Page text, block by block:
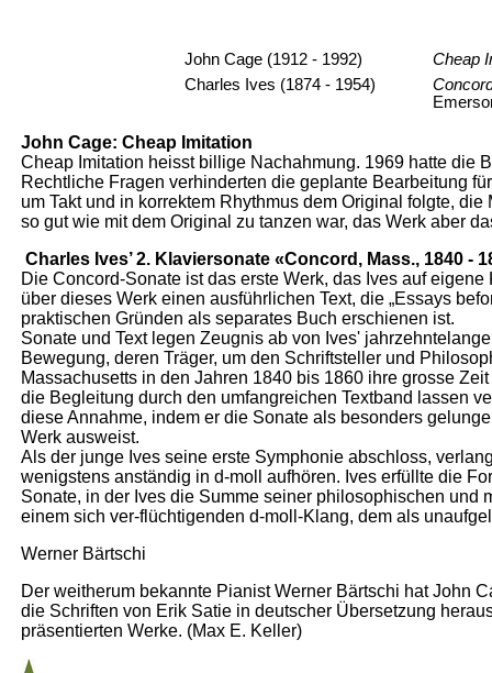
John Cage (1912 - 1992)
Cheap
Charles Ives (1874 - 1954)
John Cage: Cheap Imitation
Cheap Imitation heisst billige Nachahmung. 1969 hatte die
Rechtliche Fragen verhinderten die geplante Bearbeitung
um Takt und in korrektem Rhythmus dem Original folgte,
so gut wie mit dem Original zu tanzen war, das Werk aber
Charles Ives’ 2. Klaviersonate «Concord, Mass., 1840 -
Die Concord-Sonate ist das erste Werk, das Ives auf
über dieses Werk einen ausführlichen Text, die „Essays
praktischen Gründen als separates Buch erschienen ist.
Sonate und Text legen Zeugnis ab von Ives'
Bewegung, deren Träger, um den Schriftsteller und
Massachusetts in den Jahren 1840 bis 1860 ihre grosse
die Begleitung durch den umfangreichen Textband lassen
diese Annahme, indem er die Sonate als besonders
Werk ausweist.
Als der junge Ives seine erste Symphonie abschloss,
wenigstens anständig in d-moll aufhören. Ives erfüllte die
Sonate, in der Ives die Summe seiner philosophischen
einem sich ver-flüchtigenden d-moll-Klang, dem als
Werner Bärtschi
Der weitherum bekannte Pianist Werner Bärtschi hat John
die Schriften von Erik Satie in deutscher Übersetzung
präsentierten Werke. (Max E. Keller)